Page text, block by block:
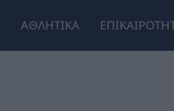
ΑΘΛΗΤΙΚΑ